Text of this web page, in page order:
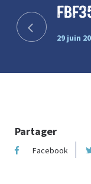
29 juin
Partager
Facebook